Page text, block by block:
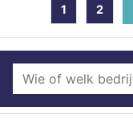
1 2